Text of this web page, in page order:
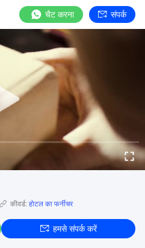
चैट करना संपर्क
कीवर्ड: होटल का फर्नीचर
हमसे संपर्क करें